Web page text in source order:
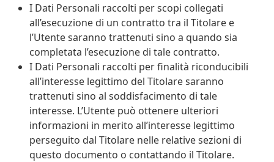
I Dati Personali raccolti per scopi collegati
all’esecuzione di un contratto tra il Titolare e
l’Utente saranno trattenuti sino a quando sia
completata l’esecuzione di tale contratto.
I Dati Personali raccolti per finalità riconducibili
all’interesse legittimo del Titolare saranno
trattenuti sino al soddisfacimento di tale
interesse. L’Utente può ottenere ulteriori
informazioni in merito all’interesse legittimo
perseguito dal Titolare nelle relative sezioni di
questo documento o contattando il Titolare.